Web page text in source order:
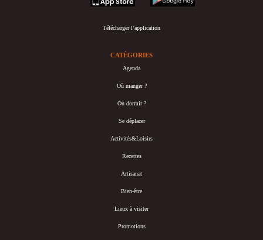
Télécharger l’application
CATÉGORIES
Agenda
Où manger ?
Où dormir ?
Se déplacer
Activités&Loisirs
Recettes
Artisanat
Bien-être
Lieux à visiter
Promotions